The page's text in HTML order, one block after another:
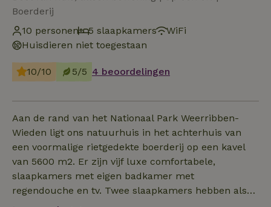
Boerderij
10 personen
5 slaapkamers
WiFi
Huisdieren niet toegestaan
10/10 5/5 4 beoordelingen
Aan de rand van het Nationaal Park Weerribben-
Wieden ligt ons natuurhuis in het achterhuis van
een voormalige rietgedekte boerderij op een kavel
van 5600 m2. Er zijn vijf luxe comfortabele,
slaapkamers met eigen badkamer met
regendouche en tv. Twee slaapkamers hebben als